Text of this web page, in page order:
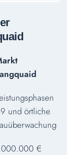
9 und örtliche
€